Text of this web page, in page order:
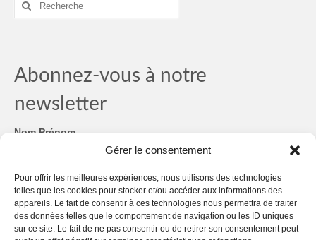
Gérer le consentement
Pour offrir les meilleures expériences, nous utilisons des technologies
telles que les cookies pour stocker et/ou accéder aux informations des
appareils. Le fait de consentir à ces technologies nous permettra de traiter
des données telles que le comportement de navigation ou les ID uniques
sur ce site. Le fait de ne pas consentir ou de retirer son consentement peut
Abonnez-vous à notre
newsletter
Nom Prénom
RGPD*
RGPD